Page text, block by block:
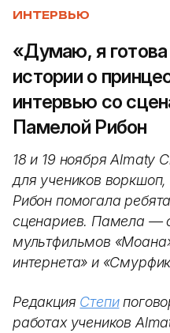
ИНТЕРВЬЮ
«Думаю, я
истории о
интервью со
Памелой Рибон
18 и 19 ноября Almaty
для учеников
Рибон помогала
сценариев. Памела —
мультфильмов
интернета» и
Редакция Степи
работах учеников